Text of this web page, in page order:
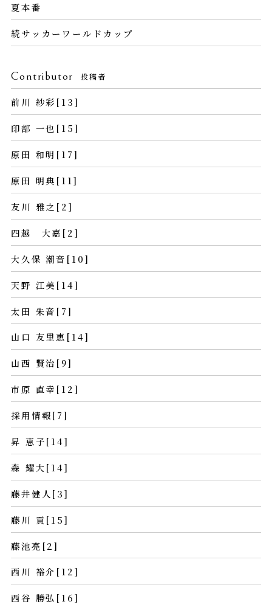
夏本番
続サッカーワールドカップ
Contributor 投稿者
前川 紗彩[13]
印部 一也[15]
原田 和明[17]
原田 明典[11]
友川 雅之[2]
四越 大嘉[2]
大久保 潮音[10]
天野 江美[14]
太田 朱音[7]
山口 友里恵[14]
山西 賢治[9]
市原 直幸[12]
採用情報[7]
昇 恵子[14]
森 耀大[14]
藤井健人[3]
藤川 貢[15]
藤池亮[2]
西川 裕介[12]
西谷 勝弘[16]